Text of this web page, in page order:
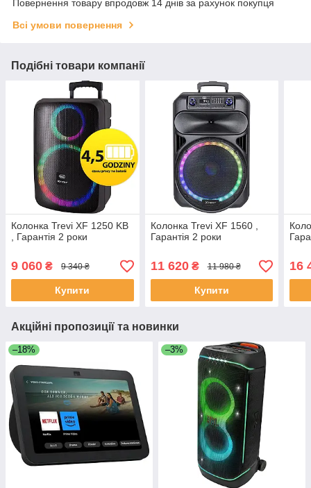
Повернення товару впродовж 14 днів за рахунок покупця
Всі умови повернення
Подібні товари компанії
Колонка Trevi XF 1250 KB
, Гарантія 2 роки
9 060 ₴ 9 340 ₴
Купити
Колонка Trevi XF 1560 ,
Гарантія 2 роки
11 620₴ 11 980 ₴
Купити
16
Акційні пропозиції та новинки
–18% –3%